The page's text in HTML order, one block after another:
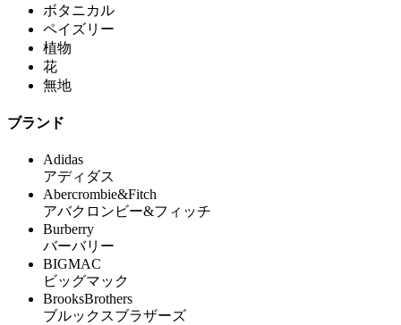
ボタニカル
ペイズリー
植物
花
無地
ブランド
Adidas
アディダス
Abercrombie&Fitch
アバクロンビー&フィッチ
Burberry
バーバリー
BIGMAC
ビッグマック
BrooksBrothers
ブルックスブラザーズ